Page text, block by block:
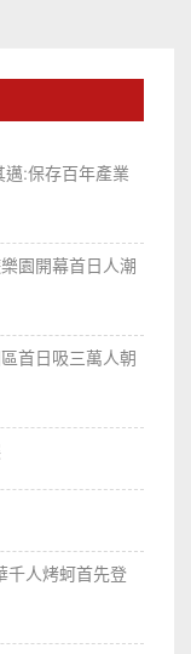
:保存百年產業
園開幕首日人潮
首日吸三萬人朝
人烤蚵首先登